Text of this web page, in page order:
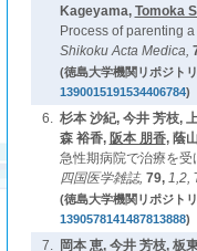
Kageyama, Tomoka
Process of parenting
Shikoku Acta Medica,
(徳島大学機関リポジト
1390015191534406784)
6. 杉本 沙紀, 今井 芳枝,
森 裕香, 阪本 朋香, 蔭
急性期病院で治療を
四国医学雑誌, 79, 1,2,
(徳島大学機関リポジト
1390578141487813888)
7. 岡本 恵, 今井 芳枝, 板